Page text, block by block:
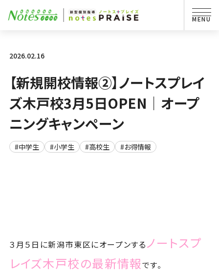
2026.02.16
【新規開校情報②】ノートスプレイ
ズ木戸校3月5日OPEN｜オープ
ニングキャンペーン
#中学生 #小学生 #高校生 #お得情報
３月５日に新潟市東区にオープンするノートスプ
レイズ木戸校の最新情報です。